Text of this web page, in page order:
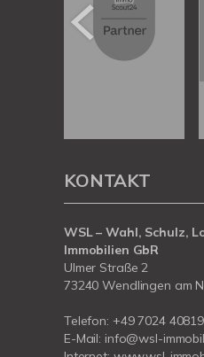
KONTAKT
WSL – Wahl, Schulz,
Immobilien GbR
Ulmer Straße 2
73240 Wendlingen am
Telefon: +49 7024
E-Mail: info@wsl-